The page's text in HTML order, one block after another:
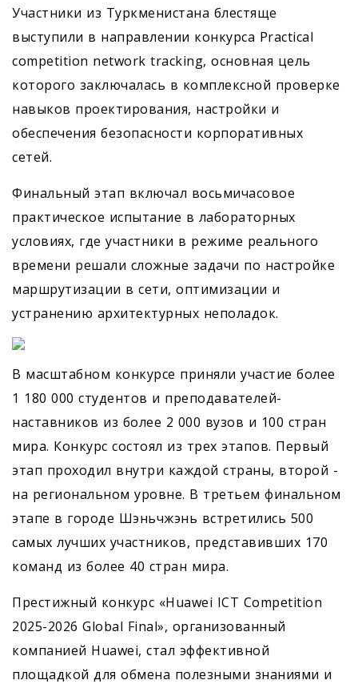
Участники из Туркменистана блестяще
выступили в направлении конкурса Practical
competition network tracking, основная цель
которого заключалась в комплексной проверке
навыков проектирования, настройки и
обеспечения безопасности корпоративных
сетей.
Финальный этап включал восьмичасовое
практическое испытание в лабораторных
условиях, где участники в режиме реального
времени решали сложные задачи по настройке
маршрутизации в сети, оптимизации и
устранению архитектурных неполадок.
В масштабном конкурсе приняли участие более
1 180 000 студентов и преподавателей-
наставников из более 2 000 вузов и 100 стран
мира. Конкурс состоял из трех этапов. Первый
этап проходил внутри каждой страны, второй -
на региональном уровне. В третьем финальном
этапе в городе Шэньчжэнь встретились 500
самых лучших участников, представивших 170
команд из более 40 стран мира.
Престижный конкурс «Huawei ICT Competition
2025-2026 Global Final», организованный
компанией Huawei, стал эффективной
площадкой для обмена полезными знаниями и